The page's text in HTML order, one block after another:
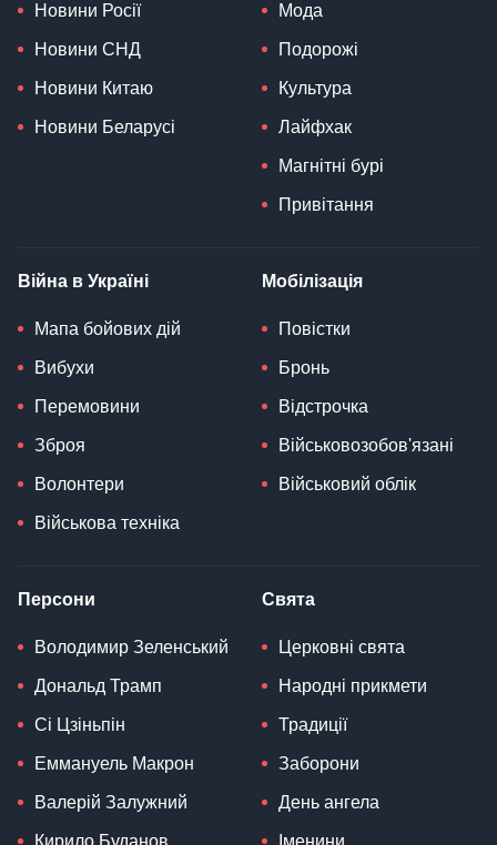
Новини Росії
Новини СНД
Новини Китаю
Новини Беларусі
Мода
Подорожі
Культура
Лайфхак
Магнітні бурі
Привітання
Війна в Україні
Мапа бойових дій
Вибухи
Перемовини
Зброя
Волонтери
Військова техніка
Мобілізація
Повістки
Бронь
Відстрочка
Військовозобов'язані
Військовий облік
Персони
Володимир Зеленський
Дональд Трамп
Сі Цзіньпін
Еммануель Макрон
Валерій Залужний
Свята
Церковні свята
Народні прикмети
Традиції
Заборони
День ангела